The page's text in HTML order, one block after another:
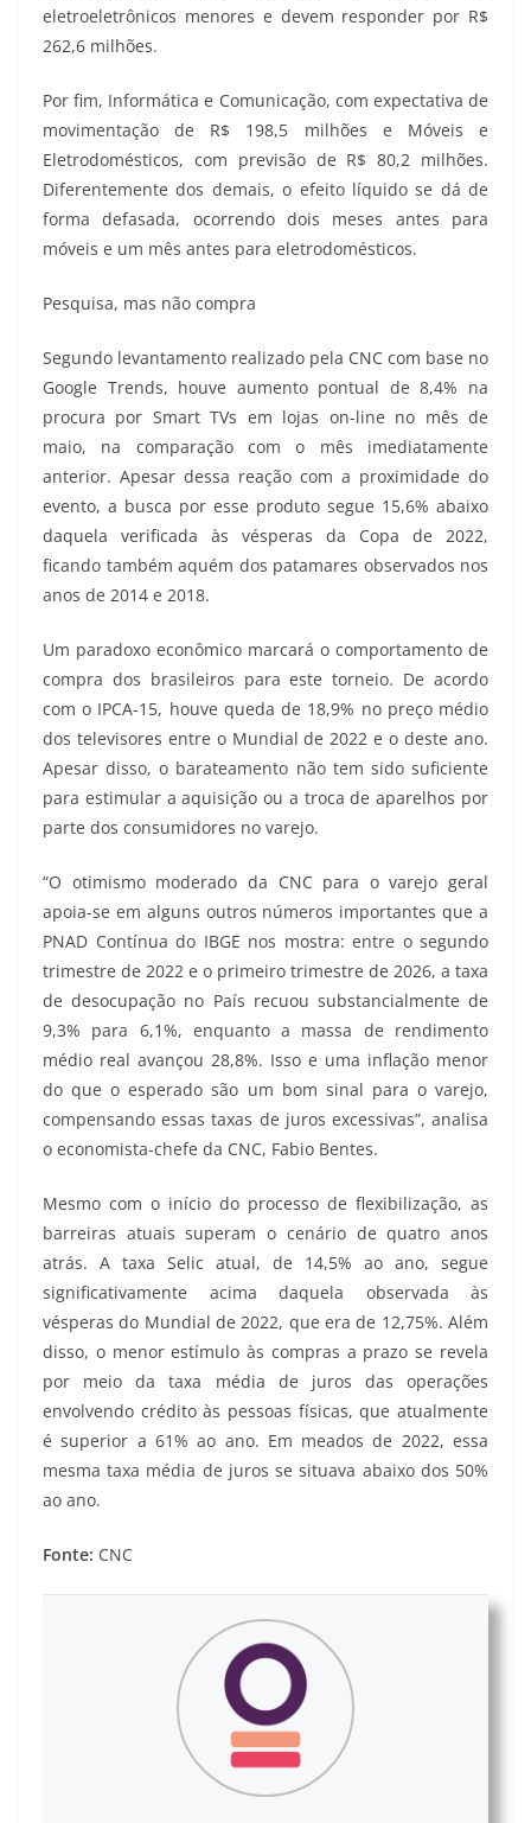
eletroeletrônicos menores e devem responder por R$
262,6 milhões.
Por fim, Informática e Comunicação, com expectativa de
movimentação de R$ 198,5 milhões e Móveis e
Eletrodomésticos, com previsão de R$ 80,2 milhões.
Diferentemente dos demais, o efeito líquido se dá de
forma defasada, ocorrendo dois meses antes para
móveis e um mês antes para eletrodomésticos.
Pesquisa, mas não compra
Segundo levantamento realizado pela CNC com base no
Google Trends, houve aumento pontual de 8,4% na
procura por Smart TVs em lojas on-line no mês de
maio, na comparação com o mês imediatamente
anterior. Apesar dessa reação com a proximidade do
evento, a busca por esse produto segue 15,6% abaixo
daquela verificada às vésperas da Copa de 2022,
ficando também aquém dos patamares observados nos
anos de 2014 e 2018.
Um paradoxo econômico marcará o comportamento de
compra dos brasileiros para este torneio. De acordo
com o IPCA-15, houve queda de 18,9% no preço médio
dos televisores entre o Mundial de 2022 e o deste ano.
Apesar disso, o barateamento não tem sido suficiente
para estimular a aquisição ou a troca de aparelhos por
parte dos consumidores no varejo.
“O otimismo moderado da CNC para o varejo geral
apoia-se em alguns outros números importantes que a
PNAD Contínua do IBGE nos mostra: entre o segundo
trimestre de 2022 e o primeiro trimestre de 2026, a taxa
de desocupação no País recuou substancialmente de
9,3% para 6,1%, enquanto a massa de rendimento
médio real avançou 28,8%. Isso e uma inflação menor
do que o esperado são um bom sinal para o varejo,
compensando essas taxas de juros excessivas”, analisa
o economista-chefe da CNC, Fabio Bentes.
Mesmo com o início do processo de flexibilização, as
barreiras atuais superam o cenário de quatro anos
atrás. A taxa Selic atual, de 14,5% ao ano, segue
significativamente acima daquela observada às
vésperas do Mundial de 2022, que era de 12,75%. Além
disso, o menor estímulo às compras a prazo se revela
por meio da taxa média de juros das operações
envolvendo crédito às pessoas físicas, que atualmente
é superior a 61% ao ano. Em meados de 2022, essa
mesma taxa média de juros se situava abaixo dos 50%
ao ano.
Fonte: CNC